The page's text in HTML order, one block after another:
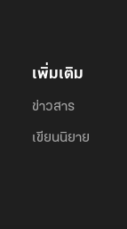
เพิ่มเติม
ข่าวสาร
เขียนนิยาย